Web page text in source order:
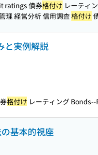
ratings 債券格付け レーティ
理 経営分析 信用調査格付け
と実例解説
格付け レーティング
基本的視座